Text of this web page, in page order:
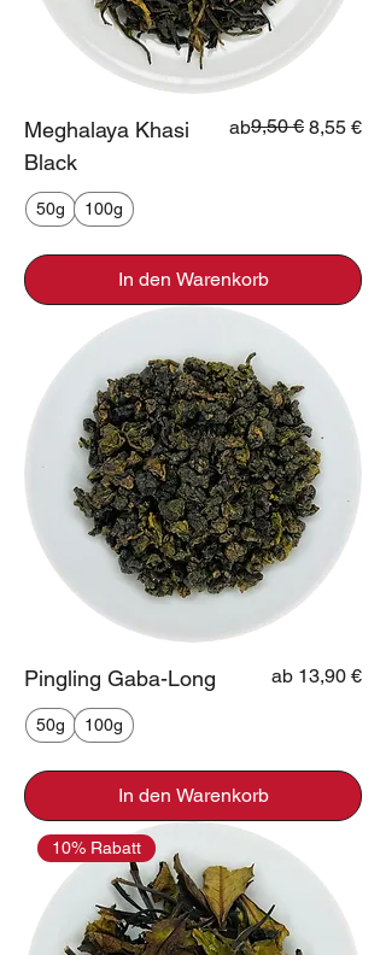
Meghalaya Khasi
Black
ab
Standardpreis
9,50 € 8,55 €
Sale-Preis
50g 100g
In den Warenkorb
Pingling Gaba-Long ab 13,90 €
Sale-Preis
50g 100g
In den Warenkorb
10% Rabatt